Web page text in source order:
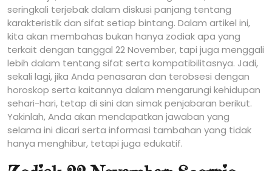
seringkali terjebak dalam diskusi panjang tentang
karakteristik dan sifat setiap bintang. Dalam artikel ini,
kita akan membahas bukan hanya zodiak apa yang
terkait dengan tanggal 22 November, tapi juga menggali
lebih dalam tentang sifat serta kompatibilitasnya. Jadi,
sekali lagi, jika Anda penasaran dan terobsesi dengan
horoskop serta kaitannya dalam mengarungi kehidupan
sehari-hari, tetap di sini dan simak penjabaran berikut.
Yakinlah, Anda akan mendapatkan jawaban yang
selama ini dicari serta informasi tambahan yang tidak
hanya menghibur, tetapi juga edukatif.